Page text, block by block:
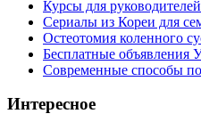
Курсы для
Сериалы из Кореи для
Остеотомия коленного
Бесплатные объявления
Современные способы
Интересное